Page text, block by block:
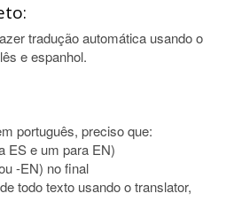
tradução automática usando o
e espanhol.
português, preciso que:
ES e um para EN)
-EN) no final
todo texto usando o translator,